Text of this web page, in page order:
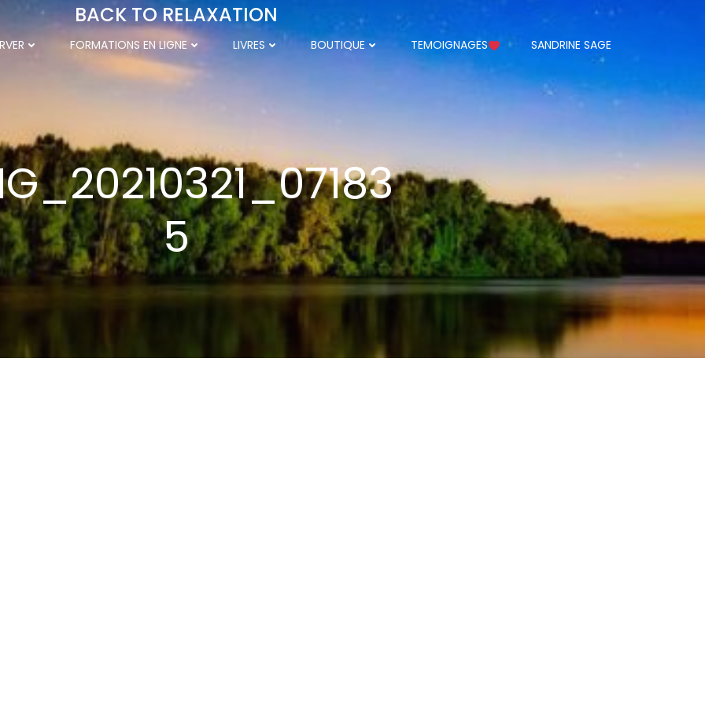
BACK TO RELAXATION
FORMATIONS EN LIGNE LIVRES BOUTIQUE TEMOIGNAGES SANDRINE SAGE
5